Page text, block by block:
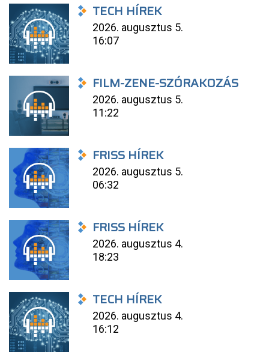
TECH HÍREK
2026. augusztus 5.
16:07
FILM-ZENE-SZÓRAKOZÁS
2026. augusztus 5.
11:22
FRISS HÍREK
2026. augusztus 5.
06:32
FRISS HÍREK
2026. augusztus 4.
18:23
TECH HÍREK
2026. augusztus 4.
16:12